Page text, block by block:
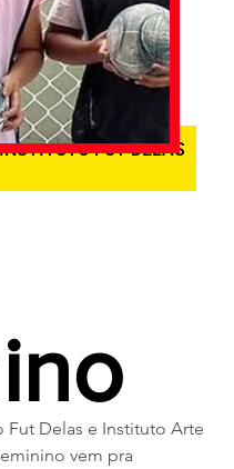
FUT DELAS
Fut Delas e Instituto Arte
vem pra